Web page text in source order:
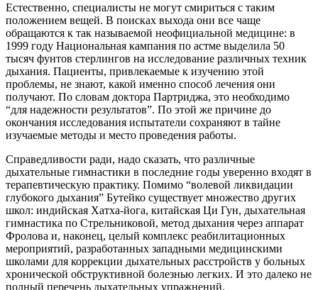
Естественно, специалисты не могут смириться с таким
положением вещей. В поисках выхода они все чаще
обращаются к так называемой неофициальной медицине: в
1999 году Национальная кампания по астме выделила 50
тысяч фунтов стерлингов на исследование различных техник
дыхания. Пациенты, привлекаемые к изучению этой
проблемы, не знают, какой именно способ лечения они
получают. По словам доктора Партриджа, это необходимо
“для надежности результатов”. По этой же причине до
окончания исследования испытатели сохраняют в тайне
изучаемые методы и место проведения работы.
Справедливости ради, надо сказать, что различные
дыхательные гимнастики в последние годы уверенно входят в
терапевтическую практику. Помимо “волевой ликвидации
глубокого дыхания” Бутейко существует множество других
школ: индийская Хатха-йога, китайская Ци Гун, дыхательная
гимнастика по Стрельниковой, метод дыхания через аппарат
Фролова и, наконец, целый комплекс реабилитационных
мероприятий, разработанных западными медицинскими
школами для коррекции дыхательных расстройств у больных
хронической обструктивной болезнью легких. И это далеко не
полный перечень дыхательных упражнений.